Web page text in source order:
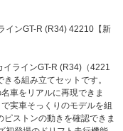
インGT-R (R34) 42210【新
ラインGT-R (R34)（4221
る組み立てセットです。
車をリアルに再現できま
実車そっくりのモデルを組
ストンの動きを確認できま